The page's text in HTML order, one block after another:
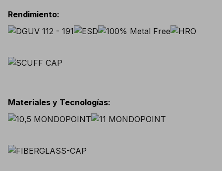
Rendimiento:
Materiales y Tecnologías: